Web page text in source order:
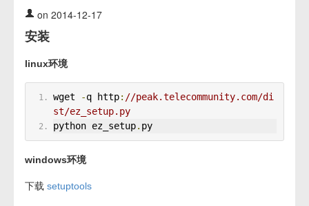
OE学院
分享
关于
编辑器
on 2014-12-17
安装
linux环境
wget -q http: //peak.telecommunity.com/di
st/ez_setup.py
python ez_setup. py
windows环境
下载 setuptools